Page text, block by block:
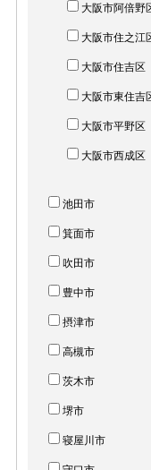
大阪市阿倍野
大阪市住之江
大阪市住吉区
大阪市東住吉
大阪市平野区
大阪市西成区
池田市
箕面市
吹田市
豊中市
摂津市
高槻市
茨木市
堺市
寝屋川市